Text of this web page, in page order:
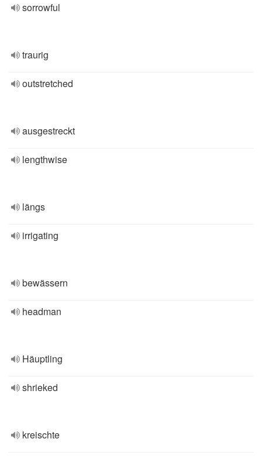
sorrowful
traurig
outstretched
ausgestreckt
lengthwise
längs
irrigating
bewässern
headman
Häuptling
shrieked
kreischte